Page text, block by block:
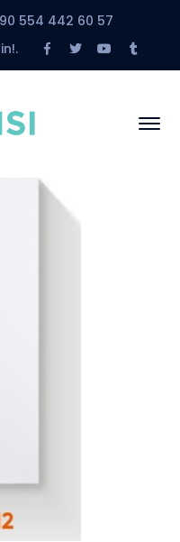
554 442 60 57
Facebook
Profile
Twitter
Profile
Youtube
ProfileProfile